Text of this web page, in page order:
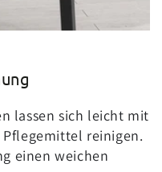
lassen sich leicht mit
reinigen.
einen weichen